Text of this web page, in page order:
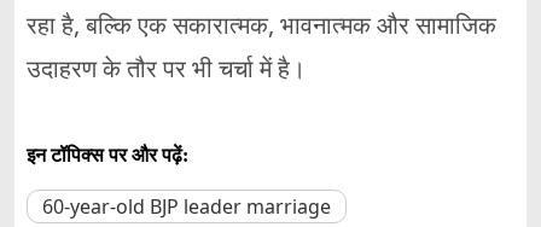
रहा है, बल्कि एक सकारात्मक, भावनात्मक और सामाजिक
उदाहरण के तौर पर भी चर्चा में है।
इन टॉपिक्स पर और पढ़ें:
60-year-old BJP leader marriage